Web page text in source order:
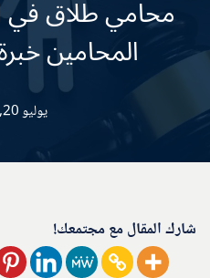
محامي طلاق في
المحامين خبرة
يوليو 20, 2025
شارك المقال مع مجتمعك!